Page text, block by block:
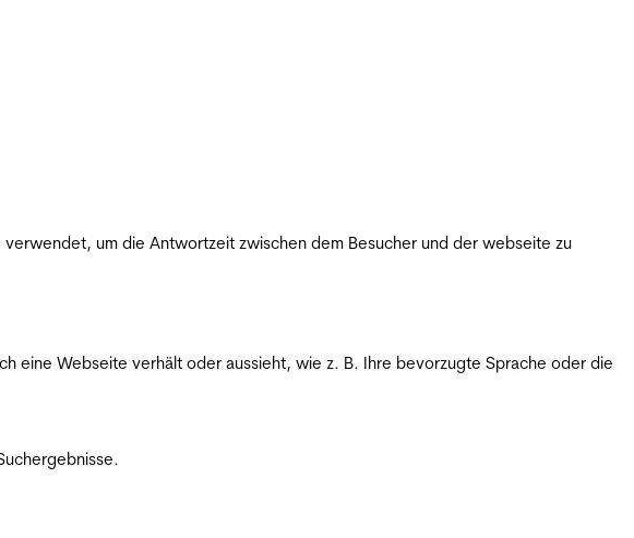
um die Antwortzeit zwischen dem Besucher und der webseite zu
eine Webseite verhält oder aussieht, wie z. B. Ihre bevorzugte Sprache oder die